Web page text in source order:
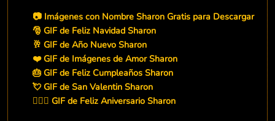
📷 Imágenes con Nombre Sharon Gratis para Descargar
🎅 GIF de Feliz Navidad Sharon
🥂 GIF de Año Nuevo Sharon
❤️ GIF de Imágenes de Amor Sharon
🎂 GIF de Feliz Cumpleaños Sharon
💘 GIF de San Valentin Sharon
👨‍❤️‍👨 GIF de Feliz Aniversario Sharon